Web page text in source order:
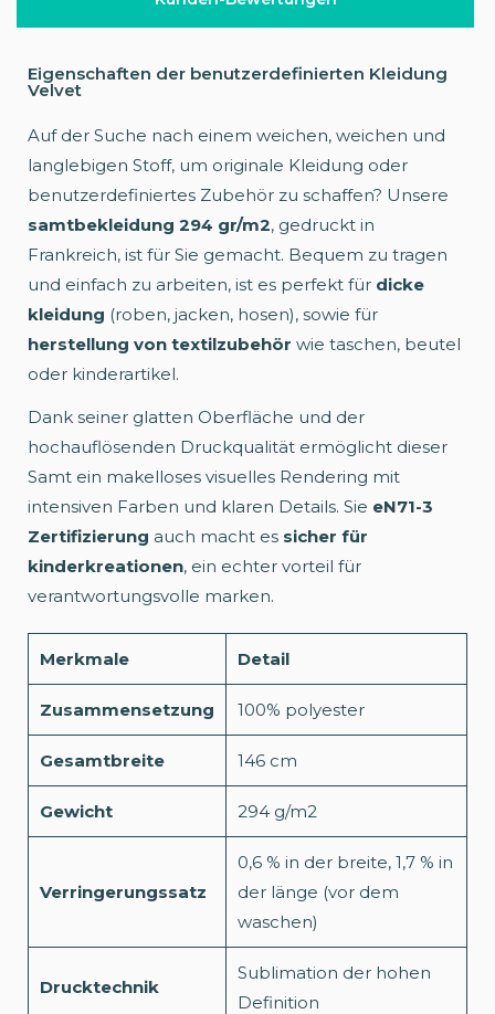
Eigenschaften der benutzerdefinierten Kleidung
Velvet
Auf der Suche nach einem weichen, weichen und
langlebigen Stoff, um originale Kleidung oder
benutzerdefiniertes Zubehör zu schaffen? Unsere
samtbekleidung 294 gr/m2, gedruckt in
Frankreich, ist für Sie gemacht. Bequem zu tragen
und einfach zu arbeiten, ist es perfekt für dicke
kleidung (roben, jacken, hosen), sowie für
herstellung von textilzubehör wie taschen, beutel
oder kinderartikel.
Dank seiner glatten Oberfläche und der
hochauflösenden Druckqualität ermöglicht dieser
Samt ein makelloses visuelles Rendering mit
intensiven Farben und klaren Details. Sie eN71-3
Zertifizierung auch macht es sicher für
kinderkreationen, ein echter vorteil für
verantwortungsvolle marken.
Merkmale Detail
Zusammensetzung 100% polyester
Gesamtbreite 146 cm
Gewicht 294 g/m2
Verringerungssatz
0,6 % in der breite, 1,7 % in
der länge (vor dem
waschen)
Drucktechnik
Sublimation der hohen
Definition